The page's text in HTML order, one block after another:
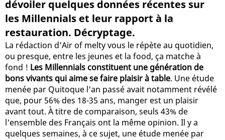
dévoiler quelques données récentes sur
les Millennials et leur rapport à la
restauration. Décryptage.
La rédaction d'Air of melty vous le répète au quotidien,
ou presque, entre les jeunes et la food, ça matche à
fond ! Les Millennials constituent une génération de
bons vivants qui aime se faire plaisir à table. Une étude
menée par Quitoque l'an passé avait notamment révélé
que, pour 56% des 18-35 ans, manger est un plaisir
avant tout. À titre de comparaison, seuls 43% de
l'ensemble des Français ont la même opinion. Il y a
quelques semaines, à ce sujet, une étude menée par